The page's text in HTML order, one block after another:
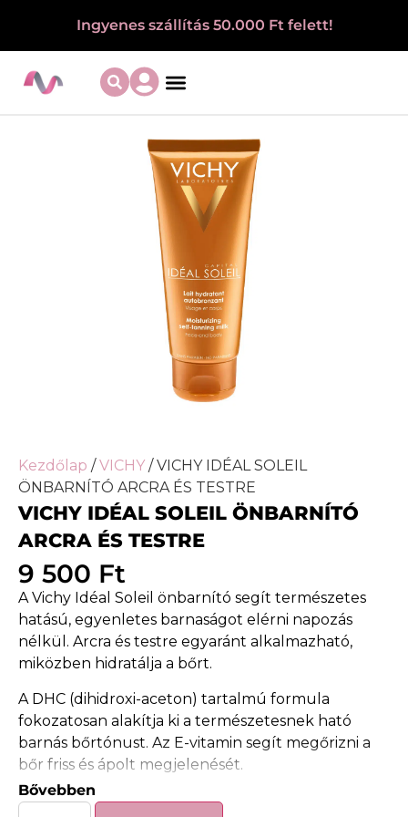
Ingyenes szállítás 50.000 Ft felett!
Kezdőlap /VICHY / VICHY IDÉAL SOLEIL
ÖNBARNÍTÓ ARCRA ÉS TESTRE
VICHY IDÉAL SOLEIL ÖNBARNÍTÓ
ARCRA ÉS TESTRE
9 500 Ft
A Vichy Idéal Soleil önbarnító segít természetes
hatású, egyenletes barnaságot elérni napozás
nélkül. Arcra és testre egyaránt alkalmazható,
miközben hidratálja a bőrt.
A DHC (dihidroxi-aceton) tartalmú formula
fokozatosan alakítja ki a természetesnek ható
barnás bőrtónust. Az E-vitamin segít megőrizni a
bőr friss és ápolt megjelenését.
A könnyen felszívódó textúra komfortos érzetet
Bővebben